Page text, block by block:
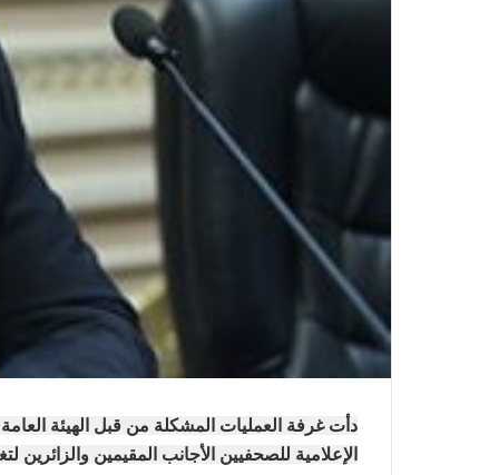
دأت غرفة العمليات المشكلة من قبل الهيئة
الإعلامية للصحفيين الأجانب المقيمين والزائرين